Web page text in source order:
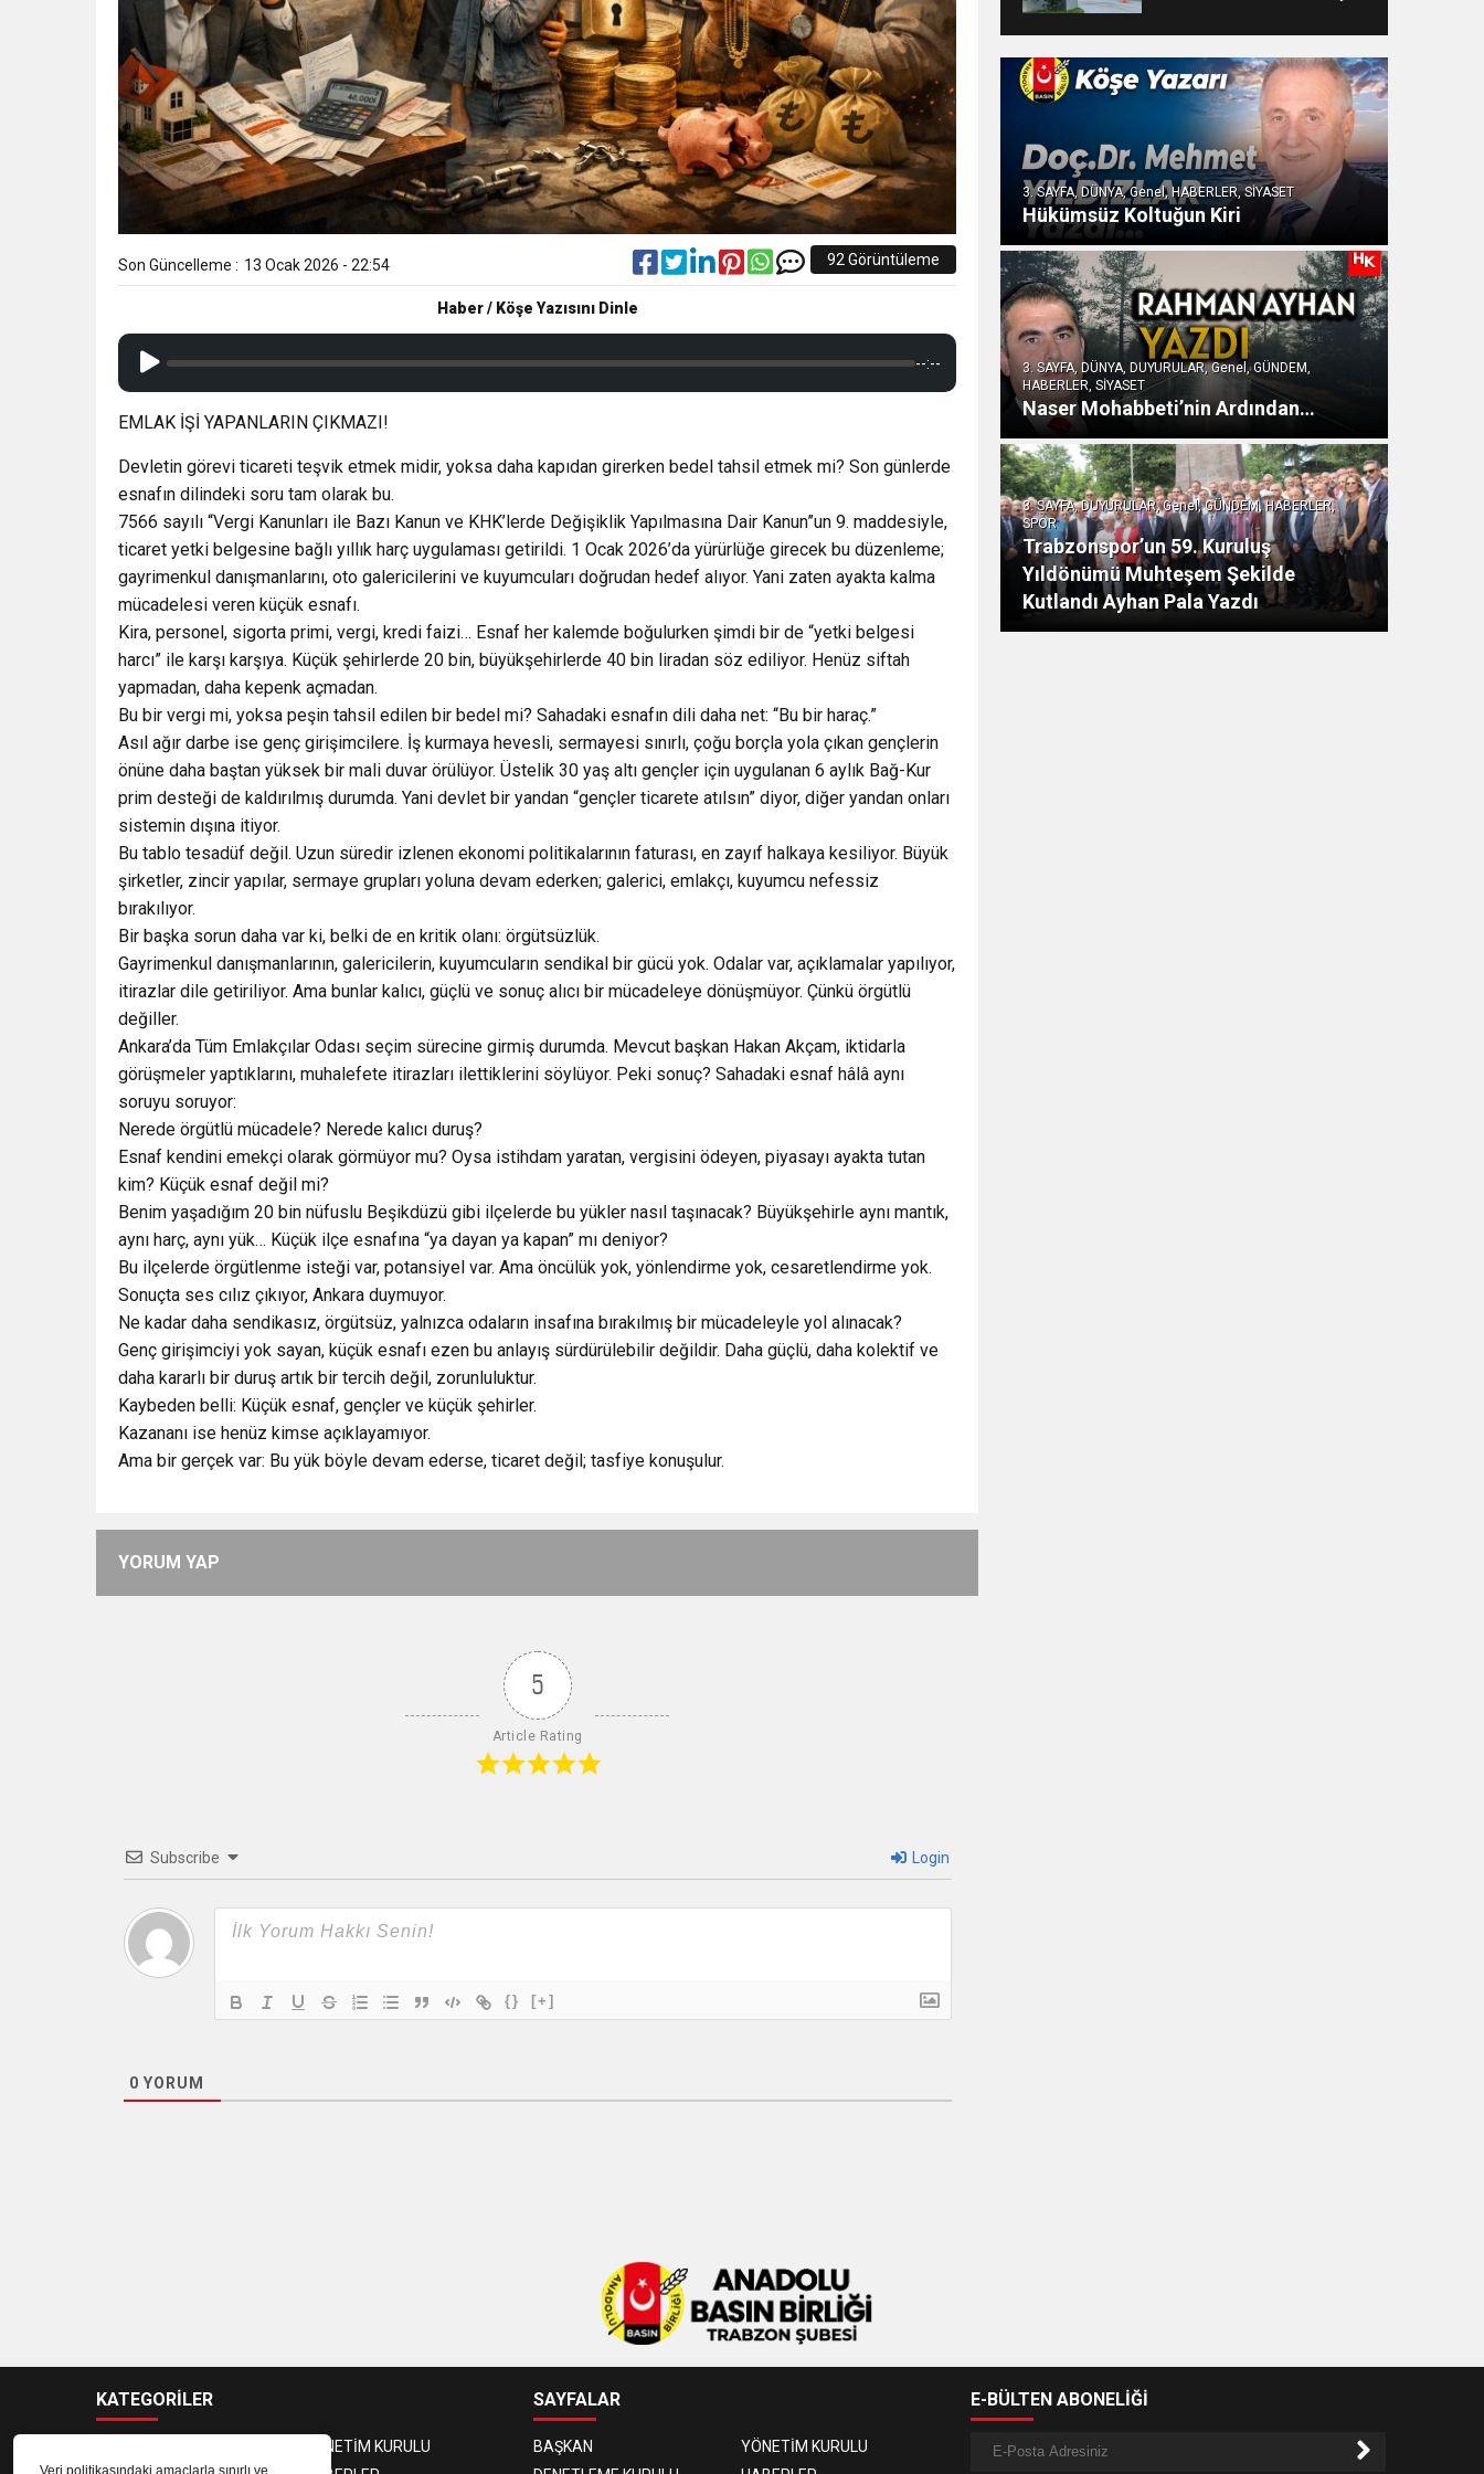
Veri politikasındaki amaçlarla sınırlı ve
Son Güncelleme : 13 Ocak 2026 - 22:54 92 Görüntüleme
Haber / Köşe Yazısını Dinle
--:--
EMLAK İŞİ YAPANLARIN ÇIKMAZI!
Devletin görevi ticareti teşvik etmek midir, yoksa daha kapıdan girerken bedel tahsil etmek mi? Son günlerde
esnafın dilindeki soru tam olarak bu.
7566 sayılı “Vergi Kanunları ile Bazı Kanun ve KHK’lerde Değişiklik Yapılmasına Dair Kanun”un 9. maddesiyle,
ticaret yetki belgesine bağlı yıllık harç uygulaması getirildi. 1 Ocak 2026’da yürürlüğe girecek bu düzenleme;
gayrimenkul danışmanlarını, oto galericilerini ve kuyumcuları doğrudan hedef alıyor. Yani zaten ayakta kalma
mücadelesi veren küçük esnafı.
Kira, personel, sigorta primi, vergi, kredi faizi… Esnaf her kalemde boğulurken şimdi bir de “yetki belgesi
harcı” ile karşı karşıya. Küçük şehirlerde 20 bin, büyükşehirlerde 40 bin liradan söz ediliyor. Henüz siftah
yapmadan, daha kepenk açmadan.
Bu bir vergi mi, yoksa peşin tahsil edilen bir bedel mi? Sahadaki esnafın dili daha net: “Bu bir haraç.”
Asıl ağır darbe ise genç girişimcilere. İş kurmaya hevesli, sermayesi sınırlı, çoğu borçla yola çıkan gençlerin
önüne daha baştan yüksek bir mali duvar örülüyor. Üstelik 30 yaş altı gençler için uygulanan 6 aylık Bağ-Kur
prim desteği de kaldırılmış durumda. Yani devlet bir yandan “gençler ticarete atılsın” diyor, diğer yandan onları
sistemin dışına itiyor.
Bu tablo tesadüf değil. Uzun süredir izlenen ekonomi politikalarının faturası, en zayıf halkaya kesiliyor. Büyük
şirketler, zincir yapılar, sermaye grupları yoluna devam ederken; galerici, emlakçı, kuyumcu nefessiz
bırakılıyor.
Bir başka sorun daha var ki, belki de en kritik olanı: örgütsüzlük.
Gayrimenkul danışmanlarının, galericilerin, kuyumcuların sendikal bir gücü yok. Odalar var, açıklamalar yapılıyor,
itirazlar dile getiriliyor. Ama bunlar kalıcı, güçlü ve sonuç alıcı bir mücadeleye dönüşmüyor. Çünkü örgütlü
değiller.
Ankara’da Tüm Emlakçılar Odası seçim sürecine girmiş durumda. Mevcut başkan Hakan Akçam, iktidarla
görüşmeler yaptıklarını, muhalefete itirazları ilettiklerini söylüyor. Peki sonuç? Sahadaki esnaf hâlâ aynı
soruyu soruyor:
Nerede örgütlü mücadele? Nerede kalıcı duruş?
Esnaf kendini emekçi olarak görmüyor mu? Oysa istihdam yaratan, vergisini ödeyen, piyasayı ayakta tutan
kim? Küçük esnaf değil mi?
Benim yaşadığım 20 bin nüfuslu Beşikdüzü gibi ilçelerde bu yükler nasıl taşınacak? Büyükşehirle aynı mantık,
aynı harç, aynı yük… Küçük ilçe esnafına “ya dayan ya kapan” mı deniyor?
Bu ilçelerde örgütlenme isteği var, potansiyel var. Ama öncülük yok, yönlendirme yok, cesaretlendirme yok.
Sonuçta ses cılız çıkıyor, Ankara duymuyor.
Ne kadar daha sendikasız, örgütsüz, yalnızca odaların insafına bırakılmış bir mücadeleyle yol alınacak?
Genç girişimciyi yok sayan, küçük esnafı ezen bu anlayış sürdürülebilir değildir. Daha güçlü, daha kolektif ve
daha kararlı bir duruş artık bir tercih değil, zorunluluktur.
Kaybeden belli: Küçük esnaf, gençler ve küçük şehirler.
Kazananı ise henüz kimse açıklayamıyor.
Ama bir gerçek var: Bu yük böyle devam ederse, ticaret değil; tasfiye konuşulur.
YORUM YAP
5
Article Rating
Subscribe Login
{} [+]
0 YORUM
YARGIDA
3. SAYFA, DÜNYA, Genel, HABERLER, SİYASET
Hükümsüz Koltuğun Kiri
3. SAYFA, DÜNYA, DUYURULAR, Genel, GÜNDEM,
HABERLER, SİYASET
Naser Mohabbeti’nin Ardından…
3. SAYFA, DUYURULAR, Genel, GÜNDEM, HABERLER,
SPOR
Trabzonspor’un 59. Kuruluş
Yıldönümü Muhteşem Şekilde
Kutlandı Ayhan Pala Yazdı
KATEGORİLER
YÖNETİM KURULU
SAYFALAR
BAŞKAN
YÖNETİM KURULU
E-BÜLTEN ABONELİĞİ